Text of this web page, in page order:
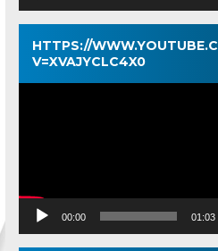
HTTPS://
V=XVAJYCLC4X0
Pemutar
00:00 01:03